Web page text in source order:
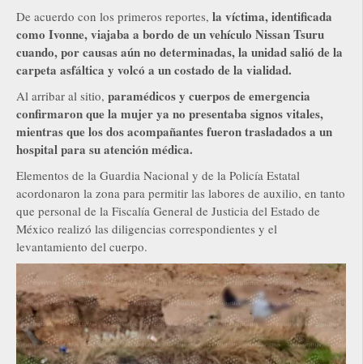
De acuerdo con los primeros reportes, la víctima, identificada
como Ivonne, viajaba a bordo de un vehículo Nissan Tsuru
cuando, por causas aún no determinadas, la unidad salió de la
carpeta asfáltica y volcó a un costado de la vialidad.
Al arribar al sitio, paramédicos y cuerpos de emergencia
confirmaron que la mujer ya no presentaba signos vitales,
mientras que los dos acompañantes fueron trasladados a un
hospital para su atención médica.
Elementos de la Guardia Nacional y de la Policía Estatal
acordonaron la zona para permitir las labores de auxilio, en tanto
que personal de la Fiscalía General de Justicia del Estado de
México realizó las diligencias correspondientes y el
levantamiento del cuerpo.